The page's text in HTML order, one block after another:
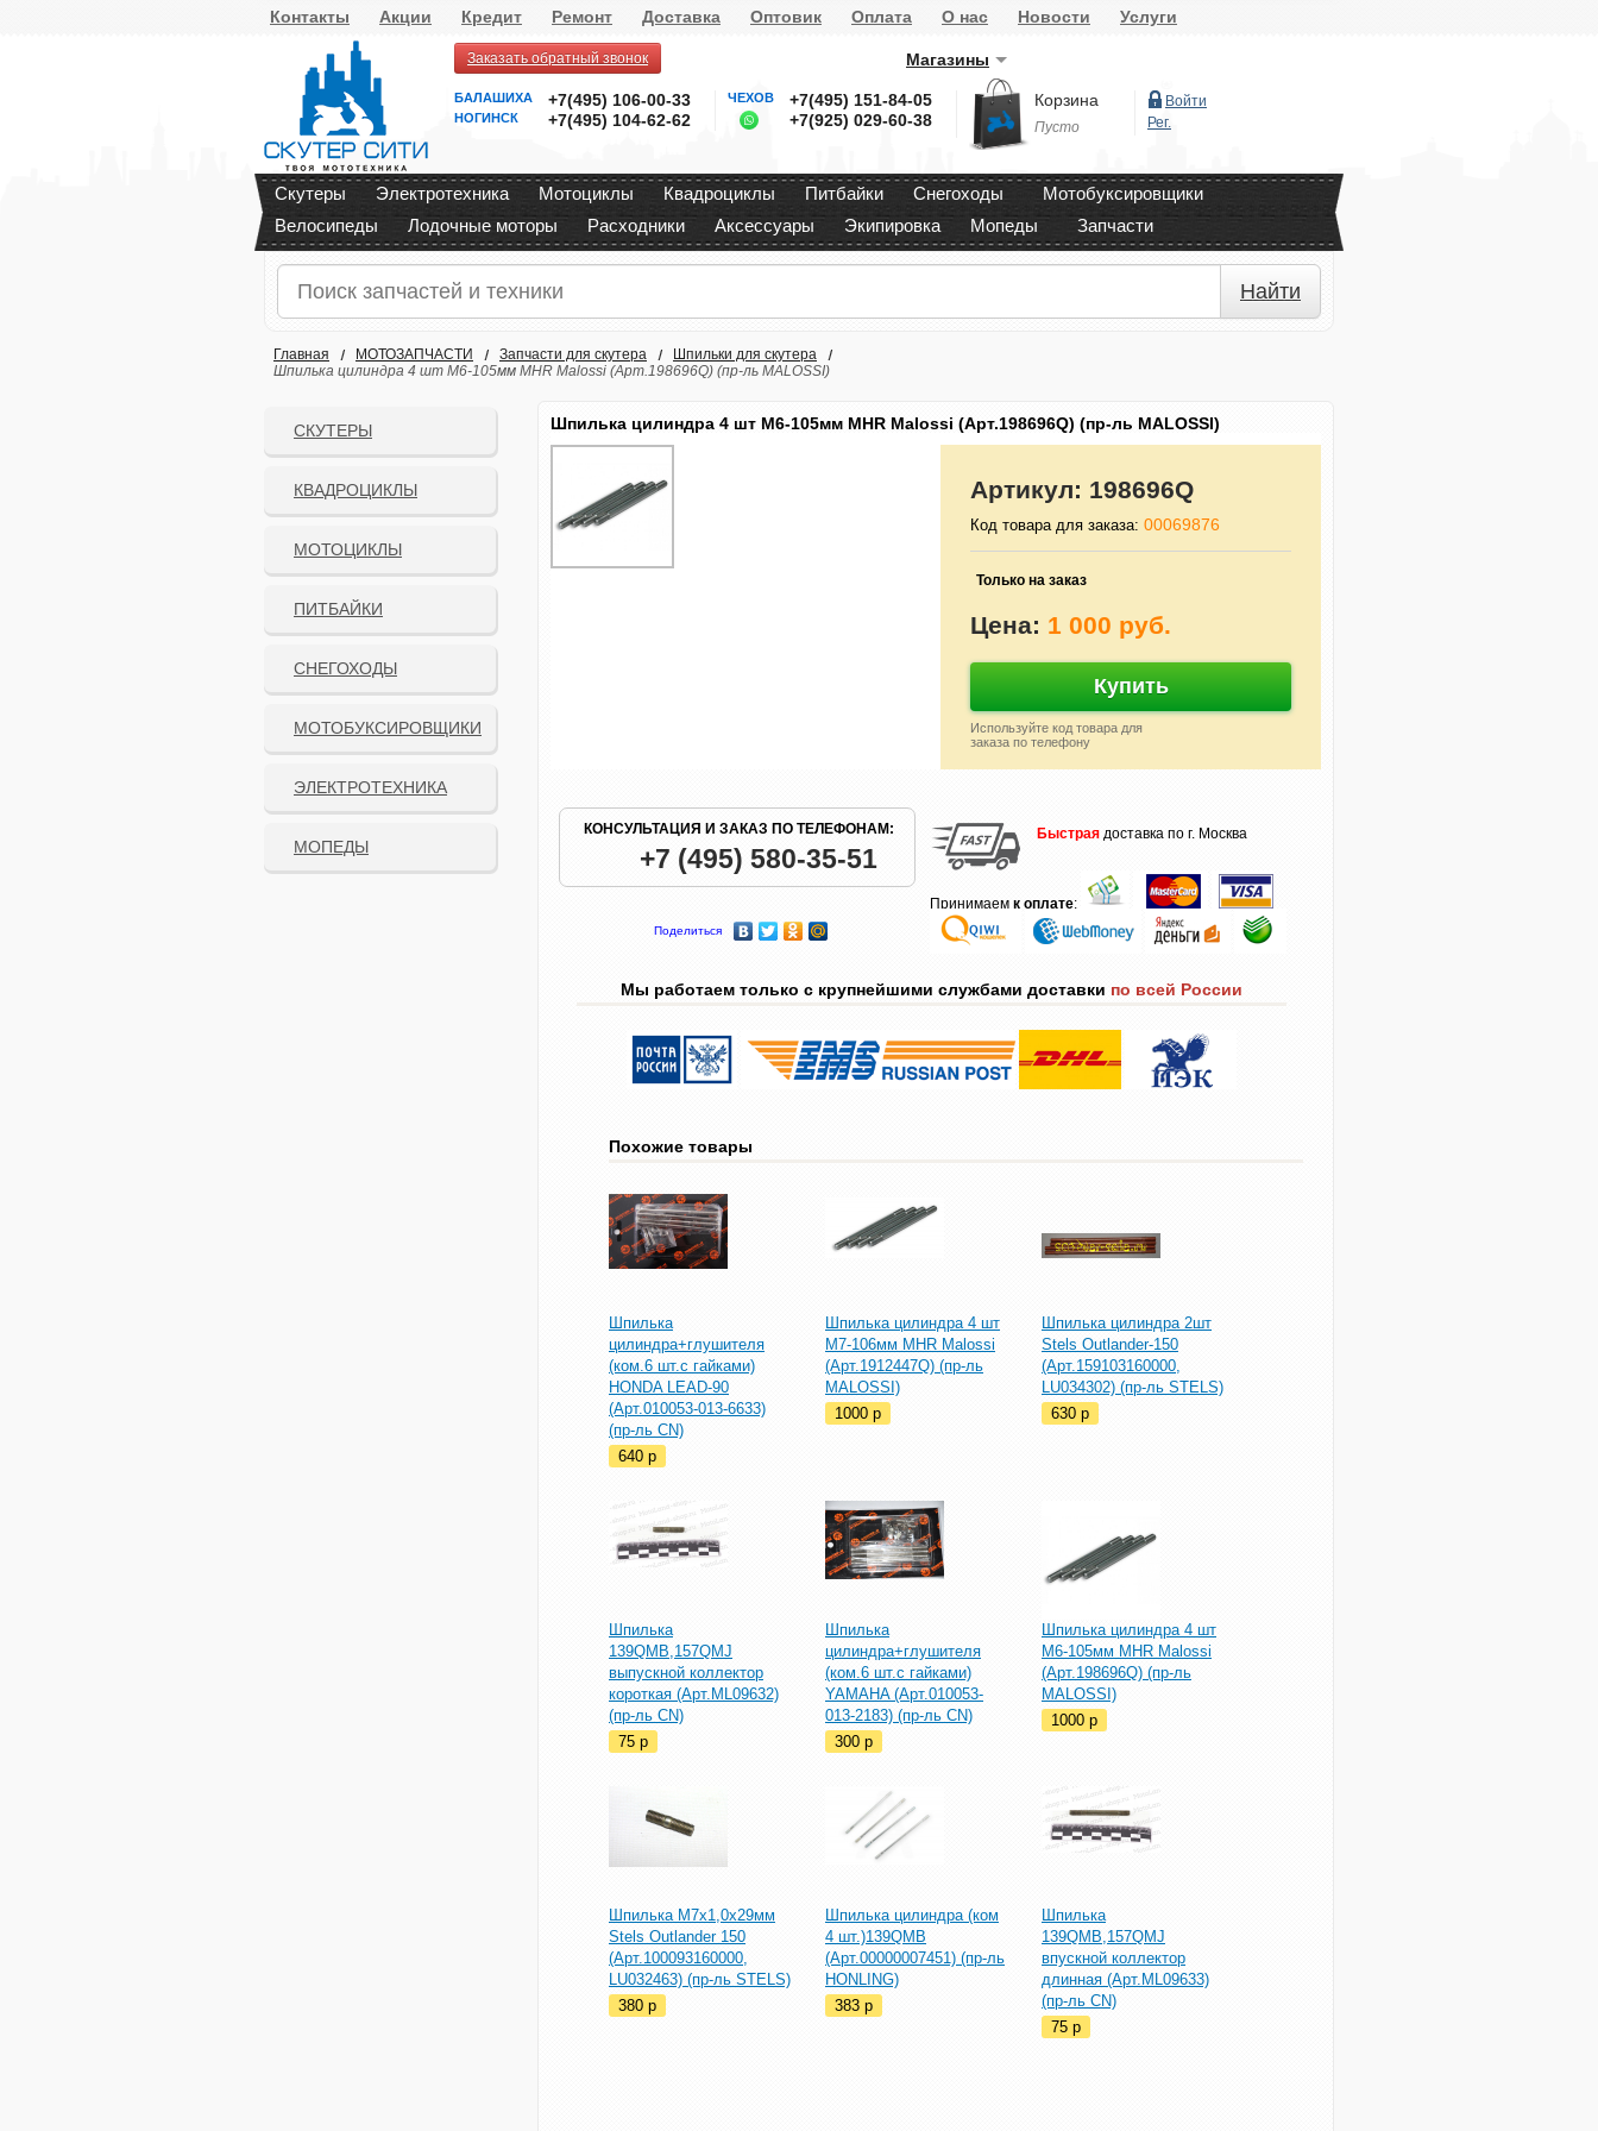
Контакты Акции Кредит Ремонт Доставка Оптовик Оплата О нас Новости Услуги
Заказать обратный звонок Магазины
БАЛАШИХА +7(495) 106-00-33
НОГИНСК +7(495) 104-62-62
ЧЕХОВ
+7(495) 151-84-05
+7(925) 029-60-38
Корзина
Пусто
Войти
Рег.
Скутеры Электротехника Мотоциклы Квадроциклы Питбайки Снегоходы
Мотобуксировщики
Велосипеды
Лодочные моторы Расходники Аксессуары Экипировка Мопеды Запчасти
Найти
Главная МОТОЗАПЧАСТИ Запчасти для скутера
Шпильки для скутера
Шпилька цилиндра 4 шт М6-105мм MHR Malossi (Арт.198696Q) (пр-ль MALOSSI)
СКУТЕРЫ
КВАДРОЦИКЛЫ
МОТОЦИКЛЫ
ПИТБАЙКИ
СНЕГОХОДЫ
МОТОБУКСИРОВЩИКИ
ЭЛЕКТРОТЕХНИКА
МОПЕДЫ
Шпилька цилиндра 4 шт М6-105мм MHR Malossi (Арт.198696Q) (пр-ль MALOSSI)
Артикул: 198696Q
Код товара для заказа: 00069876
Только на заказ
Цена: 1 000 руб.
Купить
Используйте код товара для
заказа по телефону
КОНСУЛЬТАЦИЯ И ЗАКАЗ ПО ТЕЛЕФОНАМ:
+7 (495) 580-35-51
Поделиться
Быстрая доставка по г. Москва
Принимаем к оплате:
Мы работаем только с крупнейшими службами доставки по всей России
Похожие товары
Шпилька
цилиндра+глушителя
(ком.6 шт.с гайками)
HONDA LEAD-90
(Арт.010053-013-6633)
(пр-ль CN)
640 p
Шпилька цилиндра 4 шт
М7-106мм MHR Malossi
(Арт.1912447Q) (пр-ль
MALOSSI)
1000 p
Шпилька цилиндра 2шт
Stels Outlander-150
(Арт.159103160000,
LU034302) (пр-ль STELS)
630 p
Шпилька
139QMB,157QMJ
выпускной коллектор
короткая (Арт.ML09632)
(пр-ль CN)
75 p
Шпилька
цилиндра+глушителя
(ком.6 шт.с гайками)
YAMAHA (Арт.010053-
013-2183) (пр-ль CN)
300 p
Шпилька цилиндра 4 шт
М6-105мм MHR Malossi
(Арт.198696Q) (пр-ль
MALOSSI)
1000 p
Шпилька M7х1,0х29мм
Stels Outlander 150
(Арт.100093160000,
LU032463) (пр-ль STELS)
380 p
Шпилька цилиндра (ком
4 шт.)139QMB
(Арт.00000007451) (пр-ль
HONLING)
383 p
Шпилька
139QMB,157QMJ
впускной коллектор
длинная (Арт.ML09633)
(пр-ль CN)
75 p